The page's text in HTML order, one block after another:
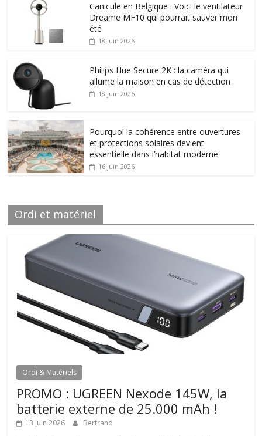
Canicule en Belgique : Voici le ventilateur
Dreame MF10 qui pourrait sauver mon
été
18 juin 2026
Philips Hue Secure 2K : la caméra qui
allume la maison en cas de détection
18 juin 2026
Pourquoi la cohérence entre ouvertures
et protections solaires devient
essentielle dans l’habitat moderne
16 juin 2026
Ordi et matériel
Ordi & Matériels
PROMO : UGREEN Nexode 145W, la
batterie externe de 25.000 mAh !
13 juin 2026 Bertrand